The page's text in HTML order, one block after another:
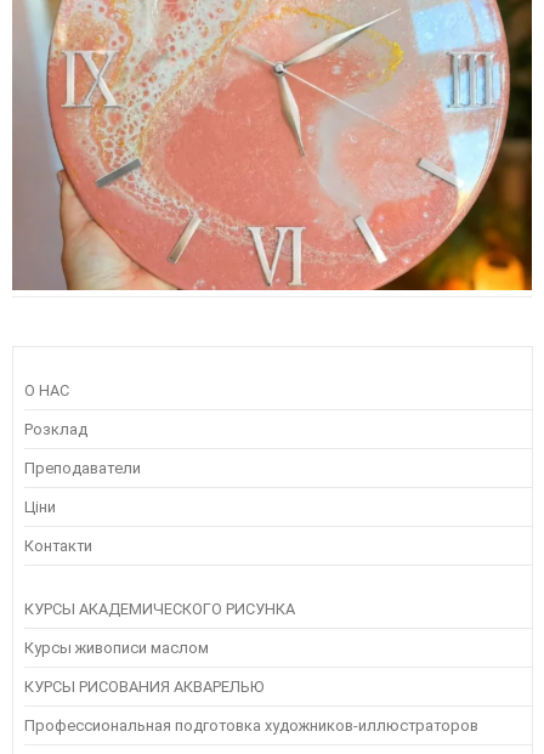
О НАС
Розклад
Преподаватели
Ціни
Контакти
КУРСЫ АКАДЕМИЧЕСКОГО РИСУНКА
Курсы живописи маслом
КУРСЫ РИСОВАНИЯ АКВАРЕЛЬЮ
Профессиональная подготовка художников-иллюстраторов